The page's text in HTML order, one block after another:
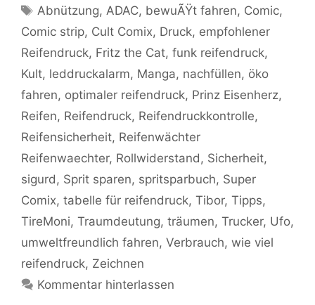
Schlagwörter
Abnützung,ADAC, bewuÃŸt fahren, Comic,
Comic strip, Cult Comix, Druck, empfohlener
Reifendruck, Fritz the Cat, funk reifendruck,
Kult, leddruckalarm, Manga, nachfüllen, öko
fahren, optimaler reifendruck, Prinz Eisenherz,
Reifen, Reifendruck, Reifendruckkontrolle,
Reifensicherheit, Reifenwächter
Reifenwaechter, Rollwiderstand, Sicherheit,
sigurd, Sprit sparen, spritsparbuch, Super
Comix, tabelle für reifendruck, Tibor, Tipps,
TireMoni, Traumdeutung, träumen, Trucker, Ufo,
umweltfreundlich fahren, Verbrauch, wie viel
reifendruck, Zeichnen
Kommentar hinterlassen